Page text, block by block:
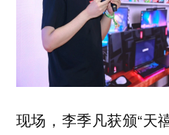
现场，李季凡获颁“天